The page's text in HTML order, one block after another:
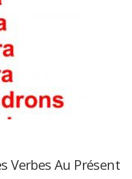
Verbes Au Présent